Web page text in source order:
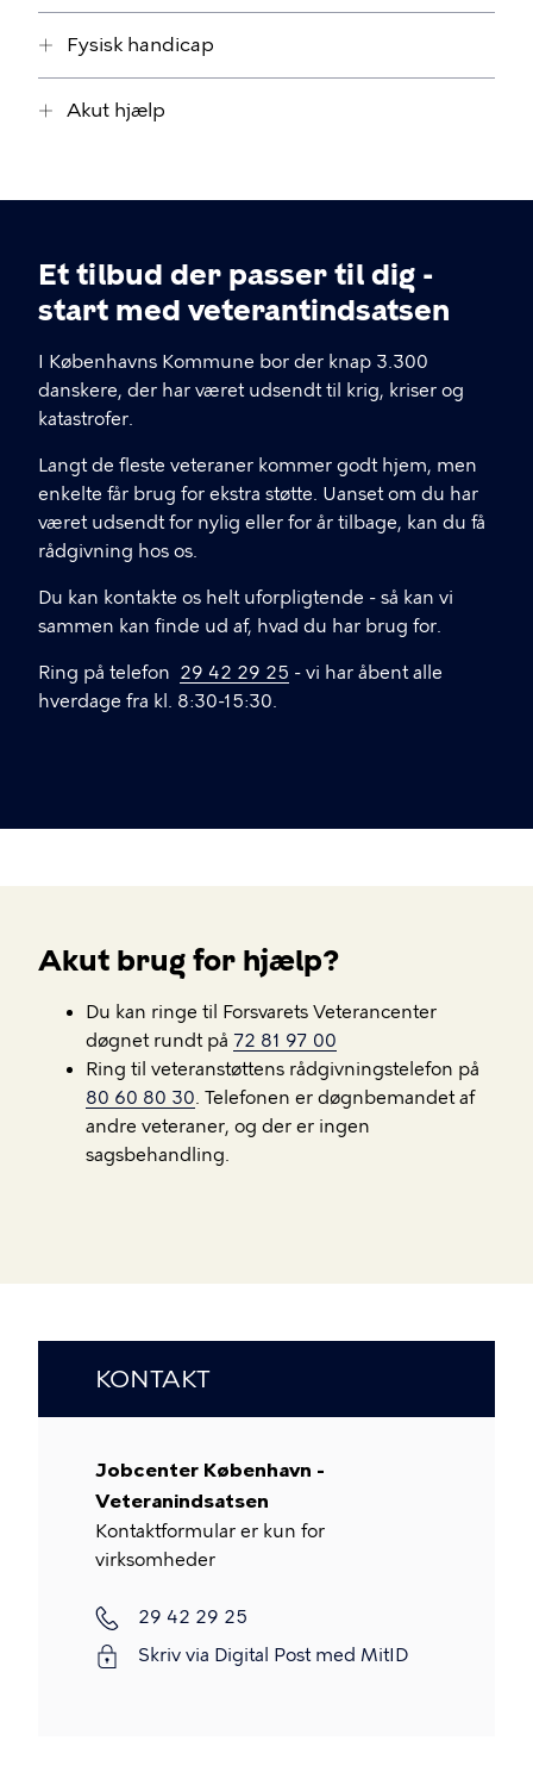
Fysisk handicap
Akut hjælp
Et tilbud der passer til dig -
start med veterantindsatsen
I Københavns Kommune bor der knap 3.300
danskere, der har været udsendt til krig, kriser og
katastrofer.
Langt de fleste veteraner kommer godt hjem, men
enkelte får brug for ekstra støtte. Uanset om du har
været udsendt for nylig eller for år tilbage, kan du få
rådgivning hos os.
Du kan kontakte os helt uforpligtende - så kan vi
sammen kan finde ud af, hvad du har brug for.
Ring på telefon 29 42 29 25 - vi har åbent alle
hverdage fra kl. 8:30-15:30.
Akut brug for hjælp?
Du kan ringe til Forsvarets Veterancenter
døgnet rundt på 72 81 97 00
Ring til veteranstøttens rådgivningstelefon på
80 60 80 30. Telefonen er døgnbemandet af
andre veteraner, og der er ingen
sagsbehandling.
KONTAKT
Jobcenter København -
Veteranindsatsen
Kontaktformular er kun for
virksomheder
Telefon
29 42 29 25
Skriv via Digital Post med MitID